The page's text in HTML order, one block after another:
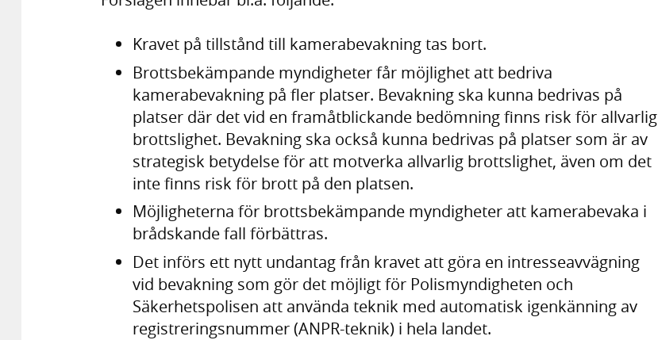
Kravet på tillstånd till kamerabevakning tas bort.
Brottsbekämpande myndigheter får möjlighet att bedriva
kamerabevakning på fler platser. Bevakning ska kunna bedrivas på
platser där det vid en framåtblickande bedömning finns risk för allvarlig
brottslighet. Bevakning ska också kunna bedrivas på platser som är av
strategisk betydelse för att motverka allvarlig brottslighet, även om det
inte finns risk för brott på den platsen.
Möjligheterna för brottsbekämpande myndigheter att kamerabevaka i
brådskande fall förbättras.
Det införs ett nytt undantag från kravet att göra en intresseavvägning
vid bevakning som gör det möjligt för Polismyndigheten och
Säkerhetspolisen att använda teknik med automatisk igenkänning av
registreringsnummer (ANPR-teknik) i hela landet.